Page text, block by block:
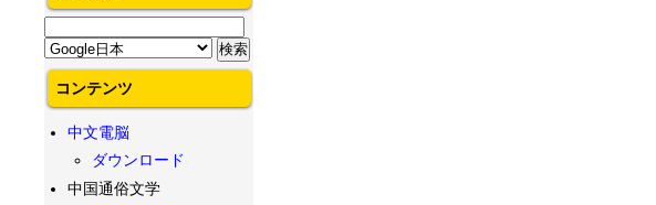
コンテンツ
中文電脳
ダウンロード
中国通俗文学